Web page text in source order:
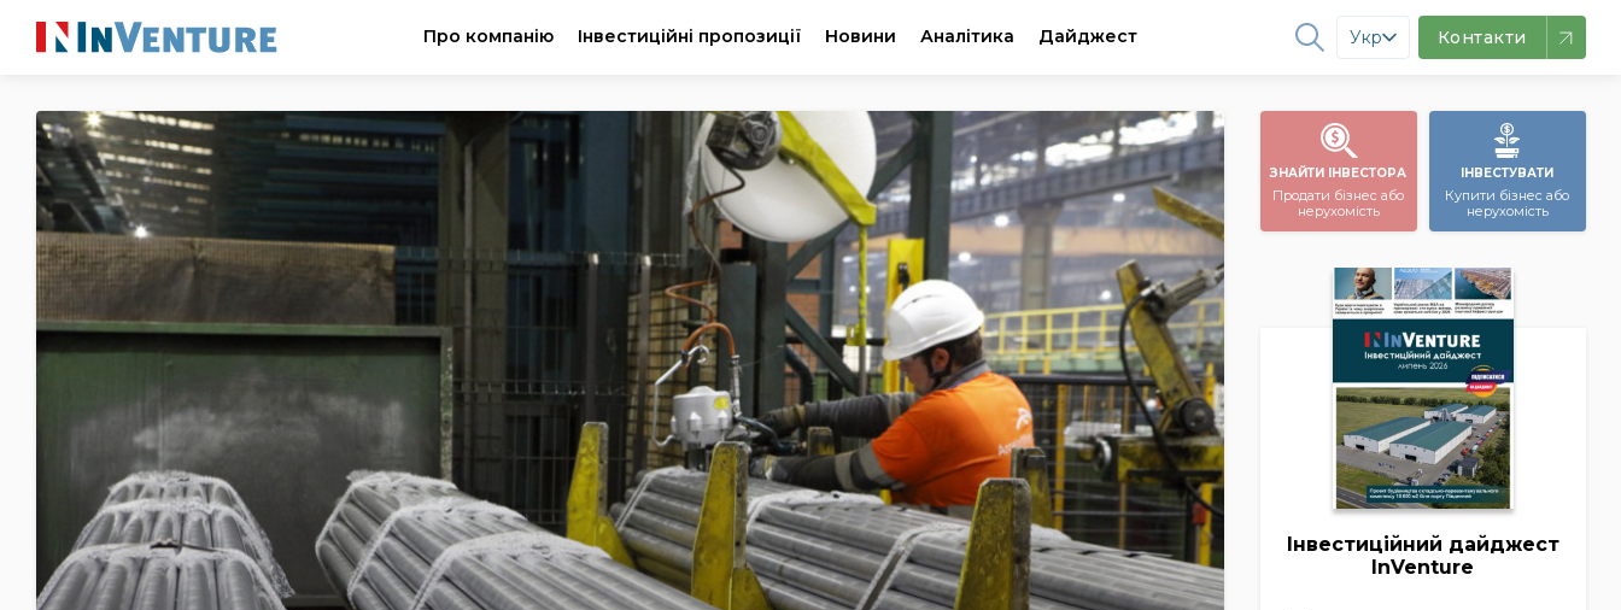
Про компанію Інвестиційні пропозиції Новини Аналітика Дайджест Укр Контакти
ЗНАЙТИ ІНВЕСТОРА
Продати бізнес або
нерухомість
ІНВЕСТУВАТИ
Купити бізнес або
нерухомість
Інвестиційний дайджест
InVenture